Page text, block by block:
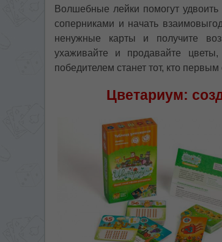
Волшебные лейки помогут
соперниками и начать
ненужные карты и получите
ухаживайте и продавайте
победителем станет тот, кто
Цветариум: